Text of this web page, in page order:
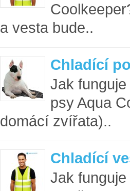
a vesta bude..
Chladící
Jak
psy Aqua
domácí zvířata)..
Chladící
Jak